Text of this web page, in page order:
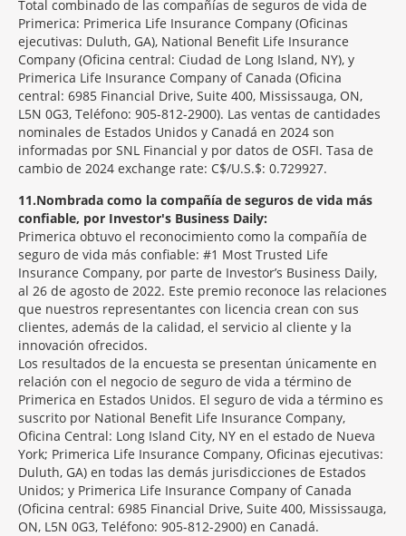
Total combinado de las compañías de seguros de vida de
Primerica: Primerica Life Insurance Company (Oficinas
ejecutivas: Duluth, GA), National Benefit Life Insurance
Company (Oficina central: Ciudad de Long Island, NY), y
Primerica Life Insurance Company of Canada (Oficina
central: 6985 Financial Drive, Suite 400, Mississauga, ON,
L5N 0G3, Teléfono: 905-812-2900). Las ventas de cantidades
nominales de Estados Unidos y Canadá en 2024 son
informadas por SNL Financial y por datos de OSFI. Tasa de
cambio de 2024 exchange rate: C$/U.S.$: 0.729927.
11 Nombrada como la compañía de seguros de vida más
confiable, por Investor's Business Daily:
Primerica obtuvo el reconocimiento como la compañía de
seguro de vida más confiable: #1 Most Trusted Life
Insurance Company, por parte de Investor’s Business Daily,
al 26 de agosto de 2022. Este premio reconoce las relaciones
que nuestros representantes con licencia crean con sus
clientes, además de la calidad, el servicio al cliente y la
innovación ofrecidos.
Los resultados de la encuesta se presentan únicamente en
relación con el negocio de seguro de vida a término de
Primerica en Estados Unidos. El seguro de vida a término es
suscrito por National Benefit Life Insurance Company,
Oficina Central: Long Island City, NY en el estado de Nueva
York; Primerica Life Insurance Company, Oficinas ejecutivas:
Duluth, GA) en todas las demás jurisdicciones de Estados
Unidos; y Primerica Life Insurance Company of Canada
(Oficina central: 6985 Financial Drive, Suite 400, Mississauga,
ON, L5N 0G3, Teléfono: 905-812-2900) en Canadá.